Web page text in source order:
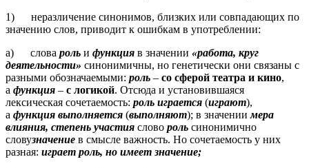
1) неразличение синонимов, близких или совпадающих по
значению слов, приводит к ошибкам в употреблении:
а) слова роль и функция в значении «работа, круг
деятельности» синонимичны, но генетически они связаны с
разными обозначаемыми: роль – со сферой театра и кино,
а функция – с логикой. Отсюда и установившаяся
лексическая сочетаемость: роль играется (играют),
а функция выполняется (выполняют); в значениимера
влияния, степень участия слово роль синонимично
словузначение в смысле важность. Но сочетаемость у них
разная: играет роль, но имеет значение;